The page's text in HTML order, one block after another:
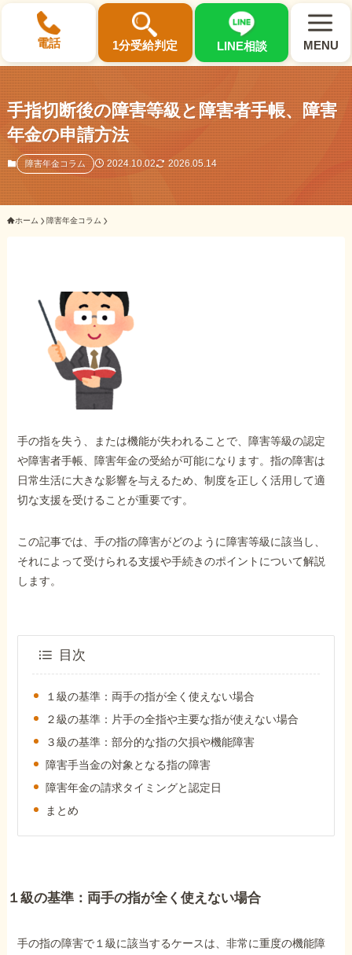
電話 1分受給判定 LINE相談 MENU
×
選ばれる3つの理由
初回相談料0円・受給後報酬型
サポート料金について
ご相談事例をみる
外出困難でもOK
非対面で申請できる
ホーム
障害年金の基礎知識
障害年金の金額
Q&A・相談事例
障害年金コラム
お知らせ
手指切断後の障害等級と障害者手帳、障害
年金の申請方法
障害年金コラム 2024.10.02 2026.05.14
ホーム 障害年金コラム
手の指を失う、または機能が失われることで、障害等級の認定
や障害者手帳、障害年金の受給が可能になります。指の障害は
日常生活に大きな影響を与えるため、制度を正しく活用して適
切な支援を受けることが重要です。
この記事では、手の指の障害がどのように障害等級に該当し、
それによって受けられる支援や手続きのポイントについて解説
します。
目次
１級の基準：両手の指が全く使えない場合
２級の基準：片手の全指や主要な指が使えない場合
３級の基準：部分的な指の欠損や機能障害
障害手当金の対象となる指の障害
障害年金の請求タイミングと認定日
まとめ
１級の基準：両手の指が全く使えない場合
手の指の障害で１級に該当するケースは、非常に重度の機能障